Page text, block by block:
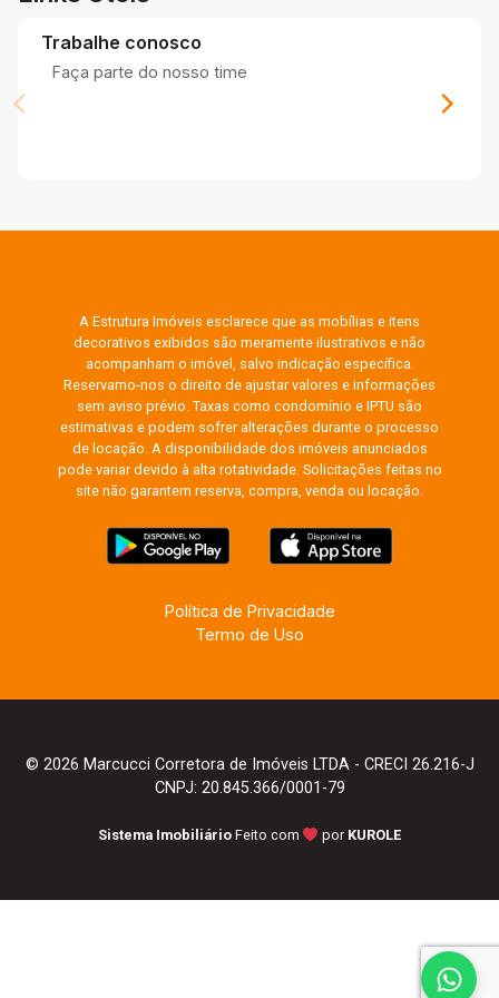
Trabalhe conosco
Faça parte do nosso time
A Estrutura Imóveis esclarece que as mobílias e itens
decorativos exibidos são meramente ilustrativos e não
acompanham o imóvel, salvo indicação específica.
Reservamo-nos o direito de ajustar valores e informações
sem aviso prévio. Taxas como condomínio e IPTU são
estimativas e podem sofrer alterações durante o processo
de locação. A disponibilidade dos imóveis anunciados
pode variar devido à alta rotatividade. Solicitações feitas no
site não garantem reserva, compra, venda ou locação.
Política de Privacidade
Termo de Uso
© 2026 Marcucci Corretora de Imóveis LTDA - CRECI 26.216-J
CNPJ: 20.845.366/0001-79
Sistema Imobiliário Feito com por KUROLE